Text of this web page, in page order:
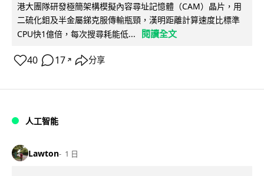
港大團隊研發極簡架構模擬內容尋址記憶體（CAM）晶片，用
二硫化鉬及半金屬銻克服傳輸瓶頸，漢明距離計算速度比標準
CPU快1億倍，每次搜尋耗能低...
閱讀全文
40 17 ↗ 分享
人工智能
Lawton 1 日